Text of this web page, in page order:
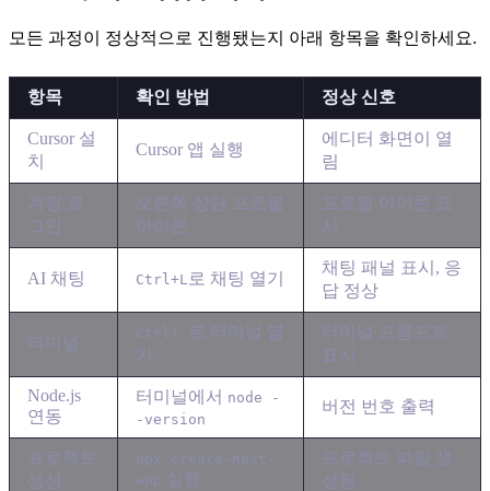
모든 과정이 정상적으로 진행됐는지 아래 항목을 확인하세요.
항목 확인 방법 정상 신호
Cursor 설
치
Cursor 앱 실행
에디터 화면이 열
림
계정 로
그인
오른쪽 상단 프로필
아이콘
프로필 아이콘 표
시
AI 채팅 Ctrl+L 로 채팅 열기
채팅 패널 표시, 응
답 정상
터미널
Ctrl+` 로 터미널 열
기
터미널 프롬프트
표시
Node.js
연동
터미널에서 node -
-version
버전 번호 출력
프로젝트
생성
npx create-next-
app 실행
프로젝트 파일 생
성됨